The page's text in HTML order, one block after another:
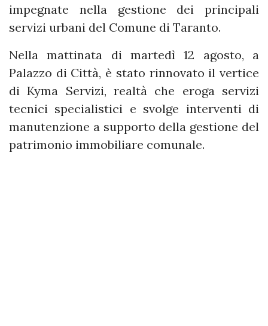
impegnate nella gestione dei principali
servizi urbani del Comune di Taranto.
Nella mattinata di martedì 12 agosto, a
Palazzo di Città, è stato rinnovato il vertice
di Kyma Servizi, realtà che eroga servizi
tecnici specialistici e svolge interventi di
manutenzione a supporto della gestione del
patrimonio immobiliare comunale.